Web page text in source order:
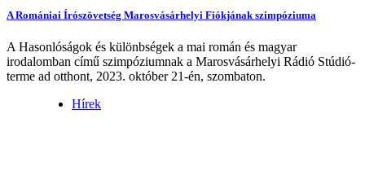
A Romániai Írószövetség Marosvásárhelyi Fiókjának szimpóziuma
A Hasonlóságok és különbségek a mai román és magyar
irodalomban című szimpóziumnak a Marosvásárhelyi Rádió Stúdió-
terme ad otthont, 2023. október 21-én, szombaton.
Hírek